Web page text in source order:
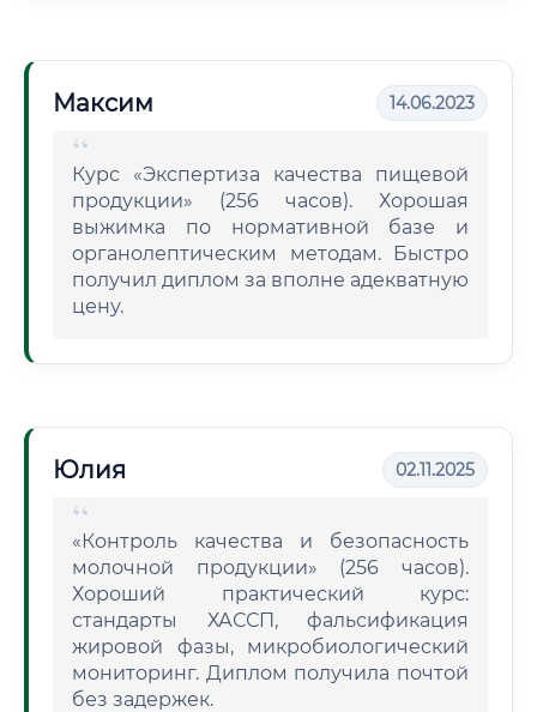
Максим 14.06.2023
Курс «Экспертиза качества пищевой
продукции» (256 часов). Хорошая
выжимка по нормативной базе и
органолептическим методам. Быстро
получил диплом за вполне адекватную
цену.
Юлия 02.11.2025
«Контроль качества и безопасность
молочной продукции» (256 часов).
Хороший практический курс:
стандарты ХАССП, фальсификация
жировой фазы, микробиологический
мониторинг. Диплом получила почтой
без задержек.